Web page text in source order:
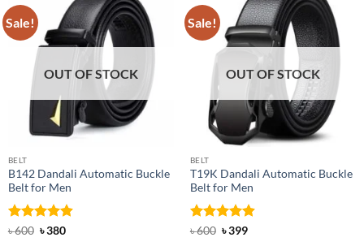
Sale!
OUT OF STOCK
BELT
B142 Dandali Automatic Buckle
Belt for Men
Rated4.92
৳600 Original
৳380Current
Sale!
OUT OF STOCK
BELT
T19K Dandali Automatic Buckle
Belt for Men
Rated4.91
৳600 Original
৳399Current